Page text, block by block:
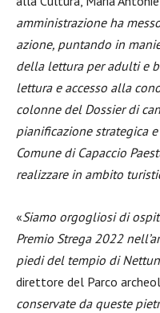
amministrazione ha
azione, puntando in
della lettura per adulti e
lettura e accesso alla
colonne del Dossier di
pianificazione strategica
Comune di Capaccio
realizzare in ambito
«Siamo orgogliosi di
Premio Strega 2022
piedi del tempio di
direttore del Parco
conservate da queste